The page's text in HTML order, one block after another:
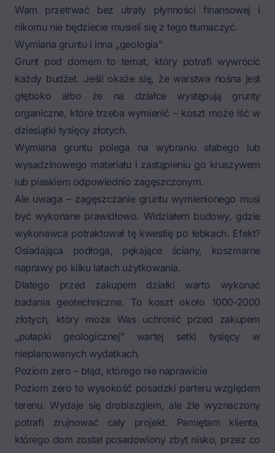
Wam przetrwać bez utraty płynności finansowej i
nikomu nie będziecie musieli się z tego tłumaczyć.
Wymiana gruntu i inna „geologia"
Grunt pod domem to temat, który potrafi wywrócić
każdy budżet. Jeśli okaże się, że warstwa nośna jest
głęboko albo że na działce występują grunty
organiczne, które trzeba wymienić – koszt może iść w
dziesiątki tysięcy złotych.
Wymiana gruntu polega na wybraniu słabego lub
wysadzinowego materiału i zastąpieniu go kruszywem
lub piaskiem odpowiednio zagęszczonym.
Ale uwaga – zagęszczanie gruntu wymienionego musi
być wykonane prawidłowo. Widziałem budowy, gdzie
wykonawca potraktował tę kwestię po łebkach. Efekt?
Osiadająca podłoga, pękające ściany, koszmarne
naprawy po kilku latach użytkowania.
Dlatego przed zakupem działki warto wykonać
badania geotechniczne. To koszt około 1000-2000
złotych, który może Was uchronić przed zakupem
„pułapki geologicznej" wartej setki tysięcy w
nieplanowanych wydatkach.
Poziom zero – błąd, którego nie naprawicie
Poziom zero to wysokość posadzki parteru względem
terenu. Wydaje się drobiazgiem, ale źle wyznaczony
potrafi zrujnować cały projekt. Pamiętam klienta,
którego dom został posadowiony zbyt nisko, przez co